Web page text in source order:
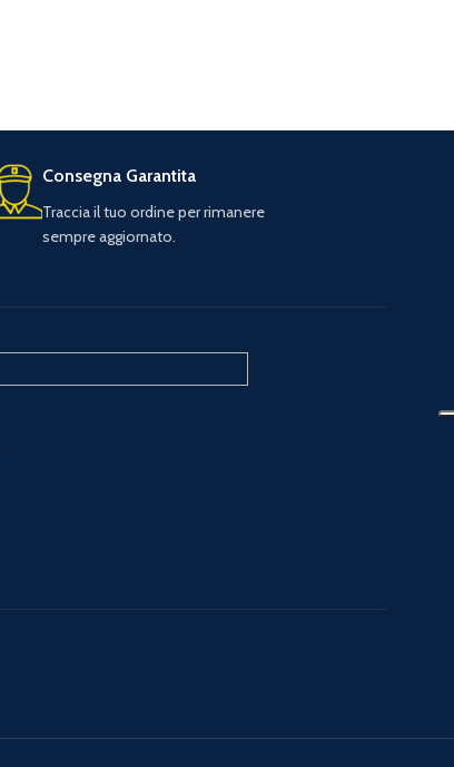
Consegna Garantita
Traccia il tuo ordine per rimanere
sempre aggiornato.